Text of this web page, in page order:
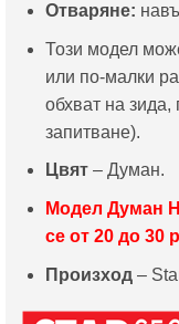
Отваряне:
Този модел
или по-малки
обхват на зида,
запитване).
Цвят– Думан.
Модел Думан
се от 20 до 30
Произход–